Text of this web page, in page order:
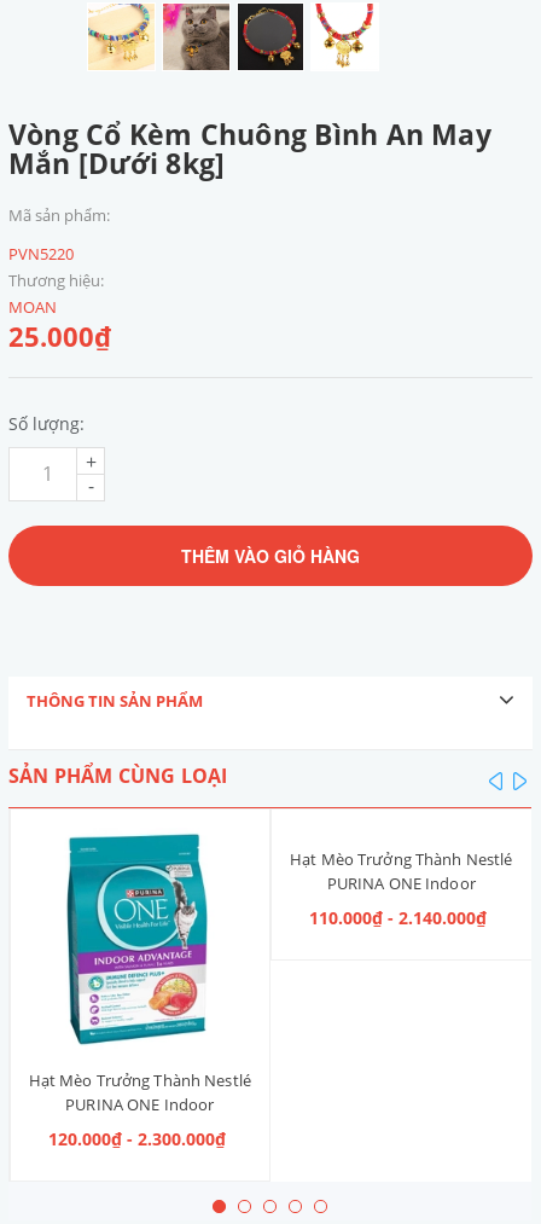
Vòng Cổ Kèm Chuông Bình An May
Mắn [Dưới 8kg]
Mã sản phẩm:
PVN5220
Thương hiệu:
MOAN
25.000₫
Số lượng:
-
+
THÊM VÀO GIỎ HÀNG
THÔNG TIN SẢN PHẨM
SẢN PHẨM CÙNG LOẠI
Hạt Mèo Trưởng Thành Nestlé
PURINA ONE Indoor
Advantage Salmon & Tuna [Vị
Cá Hồi & Cá Ngừ]
120.000₫ - 2.300.000₫
Hạt Mèo Trưởng Thành Nestlé
PURINA ONE Indoor
Advantage [Vị Gà]
110.000₫ - 2.140.000₫